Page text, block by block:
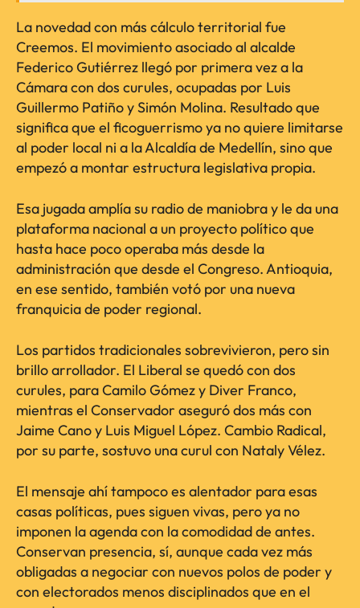
La novedad con más cálculo territorial fue
Creemos. El movimiento asociado al alcalde
Federico Gutiérrez llegó por primera vez a la
Cámara con dos curules, ocupadas por Luis
Guillermo Patiño y Simón Molina. Resultado que
significa que el ficoguerrismo ya no quiere limitarse
al poder local ni a la Alcaldía de Medellín, sino que
empezó a montar estructura legislativa propia.
Esa jugada amplía su radio de maniobra y le da una
plataforma nacional a un proyecto político que
hasta hace poco operaba más desde la
administración que desde el Congreso. Antioquia,
en ese sentido, también votó por una nueva
franquicia de poder regional.
Los partidos tradicionales sobrevivieron, pero sin
brillo arrollador. El Liberal se quedó con dos
curules, para Camilo Gómez y Diver Franco,
mientras el Conservador aseguró dos más con
Jaime Cano y Luis Miguel López. Cambio Radical,
por su parte, sostuvo una curul con Nataly Vélez.
El mensaje ahí tampoco es alentador para esas
casas políticas, pues siguen vivas, pero ya no
imponen la agenda con la comodidad de antes.
Conservan presencia, sí, aunque cada vez más
obligadas a negociar con nuevos polos de poder y
con electorados menos disciplinados que en el